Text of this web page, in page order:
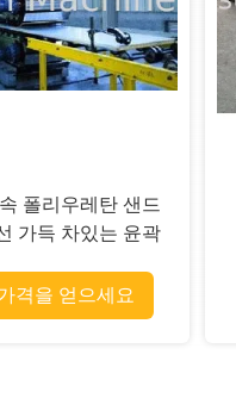
품 실내 샌드위치
- 600mm 폭
격을 얻으세요